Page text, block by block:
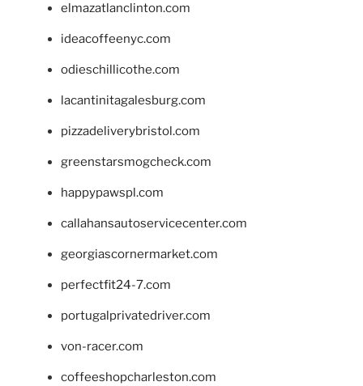
elmazatlanclinton.com
ideacoffeenyc.com
odieschillicothe.com
lacantinitagalesburg.com
pizzadeliverybristol.com
greenstarsmogcheck.com
happypawspl.com
callahansautoservicecenter.com
georgiascornermarket.com
perfectfit24-7.com
portugalprivatedriver.com
von-racer.com
coffeeshopcharleston.com